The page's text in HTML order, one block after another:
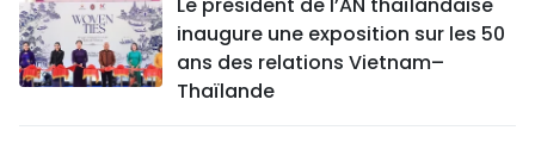
inaugure une exposition sur les 50
ans des relations Vietnam–
Thaïlande